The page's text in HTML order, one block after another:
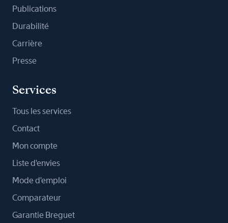
Publications
Durabilité
Carrière
Presse
Services
Tous les services
Contact
Mon compte
Liste d'envies
Mode d'emploi
Comparateur
Garantie Breguet